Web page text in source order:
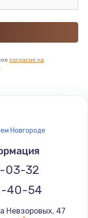
согласие на
Новгороде
03-32
40-54
Невзоровых, 47